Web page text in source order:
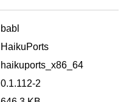
babl
HaikuPorts
haikuports_x86_64
0.1.112-2